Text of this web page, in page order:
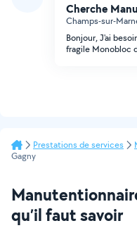
Cherche
Champs-sur-
Bonjour, J'ai
fragile Monobloc
Prestations de services
Gagny
qu’il faut savoir